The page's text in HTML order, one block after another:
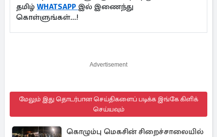
தமிழ் WHATSAPP இல் இணைந்து
கொள்ளுங்கள்...!
Advertisement
மேலும் இது தொடர்பான செய்திகளைப் படிக்க இங்கே கிளிக்
செய்யவும்
கொழும்பு மெகசின் சிறைச்சாலையில்